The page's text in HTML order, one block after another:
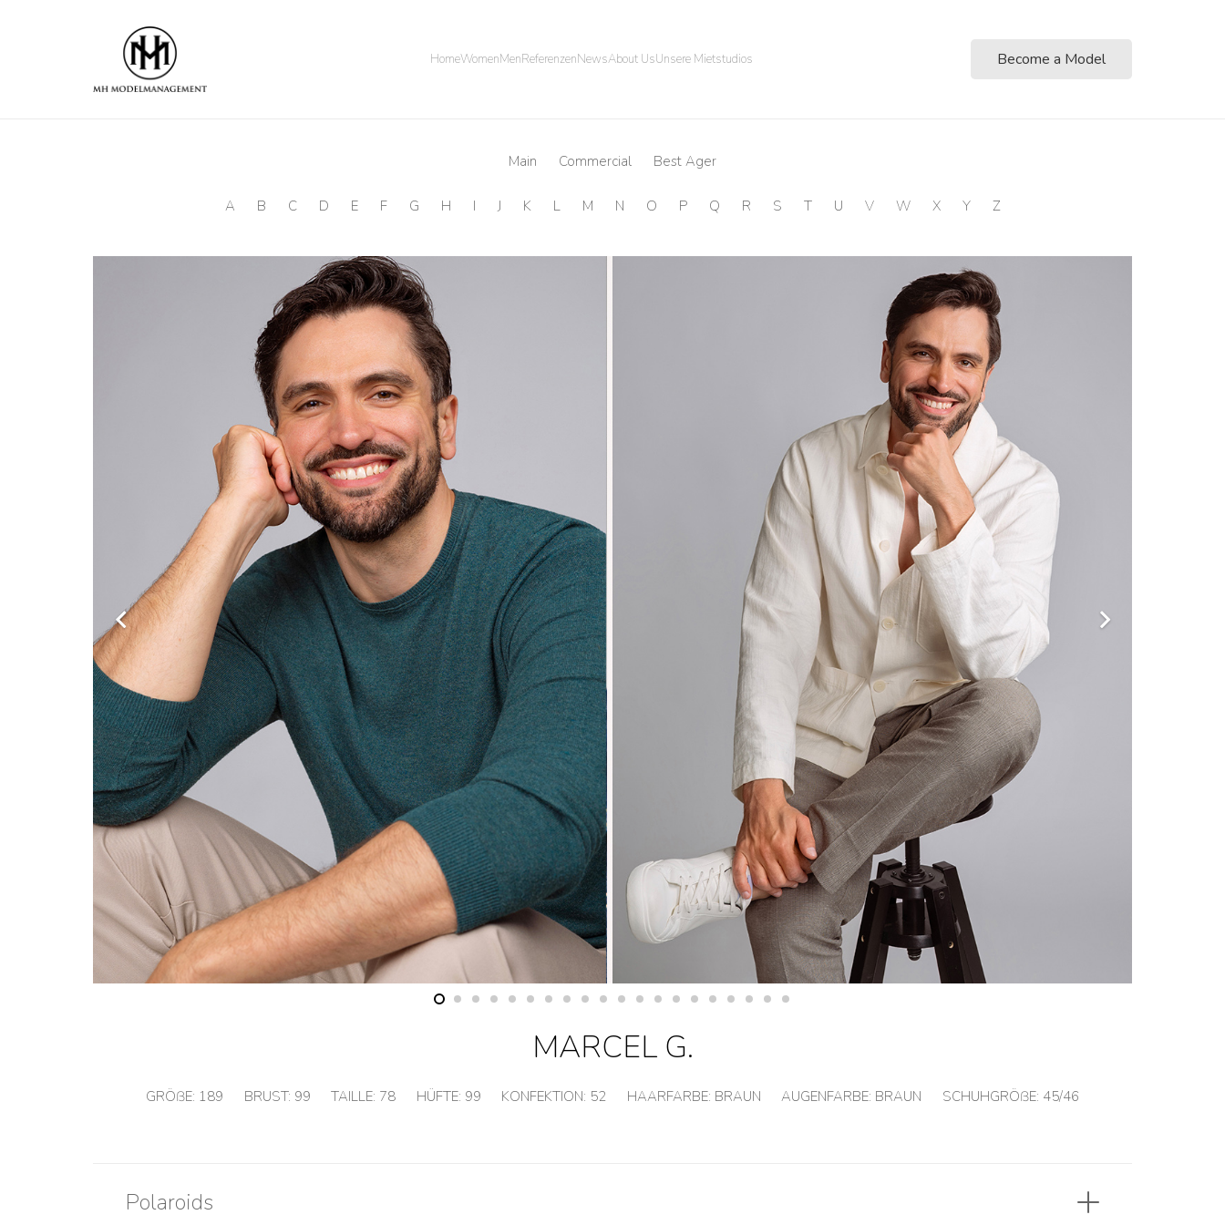
HomeWomenMenReferenzenNewsAbout UsUnsere Mietstudios Become a Model
Main Commercial Best Ager
A B C D E F G H I J K L M N O P Q R S T U V W X Y Z
MARCEL G.
GRÖßE: 189 BRUST: 99 TAILLE: 78 HÜFTE: 99 KONFEKTION: 52 HAARFARBE: BRAUN AUGENFARBE: BRAUN SCHUHGRÖßE: 45/46
Polaroids